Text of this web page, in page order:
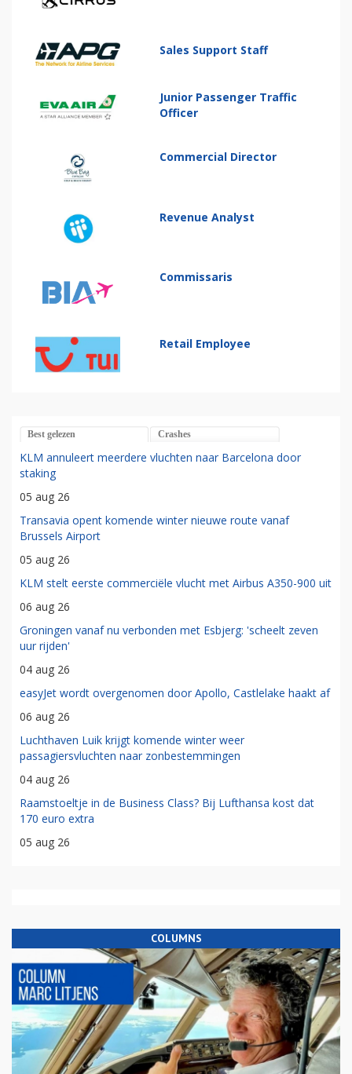
Sales Support Staff
Junior Passenger Traffic
Officer
Commercial Director
Revenue Analyst
Commissaris
Retail Employee
Best gelezen Crashes
KLM annuleert meerdere vluchten naar Barcelona door
staking
05 aug 26
Transavia opent komende winter nieuwe route vanaf
Brussels Airport
05 aug 26
KLM stelt eerste commerciële vlucht met Airbus A350-900 uit
06 aug 26
Groningen vanaf nu verbonden met Esbjerg: 'scheelt zeven
uur rijden'
04 aug 26
easyJet wordt overgenomen door Apollo, Castlelake haakt af
06 aug 26
Luchthaven Luik krijgt komende winter weer
passagiersvluchten naar zonbestemmingen
04 aug 26
Raamstoeltje in de Business Class? Bij Lufthansa kost dat
170 euro extra
05 aug 26
COLUMNS